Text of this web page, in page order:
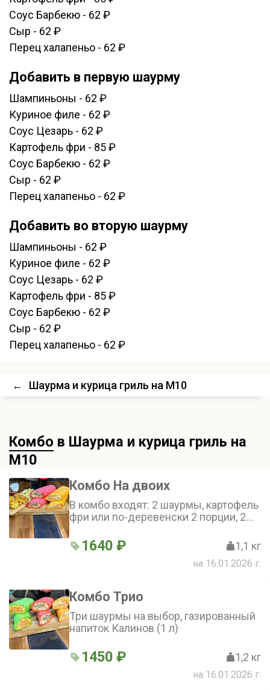
Соус Барбекю - 62 ₽
Сыр - 62 ₽
Перец халапеньо - 62 ₽
Добавить в первую шаурму
Шампиньоны - 62 ₽
Куриное филе - 62 ₽
Соус Цезарь - 62 ₽
Картофель фри - 85 ₽
Соус Барбекю - 62 ₽
Сыр - 62 ₽
Перец халапеньо - 62 ₽
Добавить во вторую шаурму
Шампиньоны - 62 ₽
Куриное филе - 62 ₽
Соус Цезарь - 62 ₽
Картофель фри - 85 ₽
Соус Барбекю - 62 ₽
Сыр - 62 ₽
Перец халапеньо - 62 ₽
← Шаурма и курица гриль на М10
Комбо в Шаурма и курица гриль на
М10
Комбо На двоих
В комбо входят: 2 шаурмы, картофель
фри или по-деревенски 2 порции, 2
(1 л)1640 ₽ 1,1 кг
на 16.01.2026 г.
Комбо Трио
Три шаурмы на выбор, газированный
напиток Калинов (1 л)
1450 ₽ 1,2 кг
на 16.01.2026 г.